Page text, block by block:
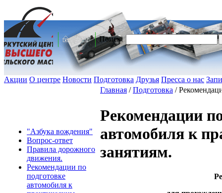
Поиск:
Акции О центре Новости Подготовка Друзья Пресса о нас
"Азбука вождения"
Вопрос-ответ
Правила дорожного
движения.
Рекомендации по
подготовке
автомобиля к
Главная /Подготовка /
Рекомендации
автомобиля к
занятиям.